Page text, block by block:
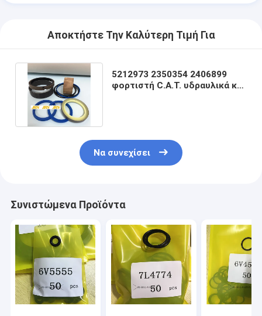
Αποκτήστε Την Καλύτερη Τιμή Για
5212973 2350354 2406899
φορτιστή C.A.T. υδραυλικά κιτ
Να συνεχίσει
Συνιστώμενα Προϊόντα